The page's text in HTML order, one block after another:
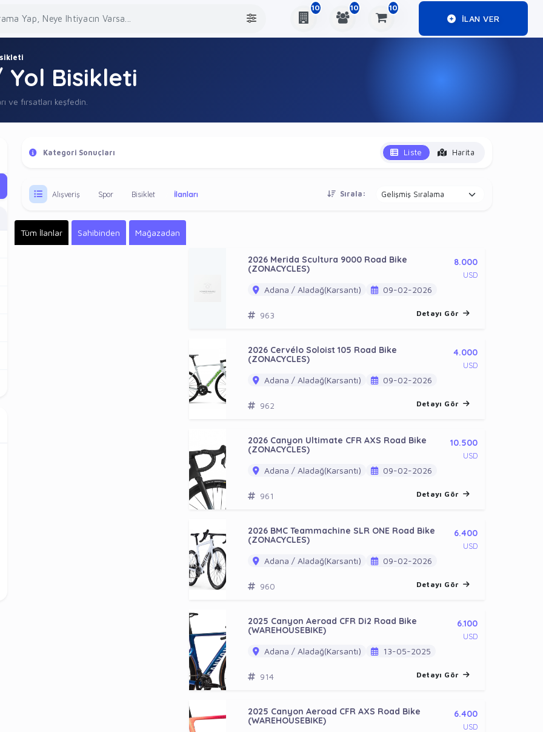
10 10 10
ILAN VER
Yol Bisikleti
ve fırsatları keşfedin.
Kategori Sonuçları Liste Harita
Alışveriş Spor Bisiklet İlanları Sırala:
Tüm İlanlar Sahibinden Mağazadan
2026 Merida Scultura 9000 Road Bike
(ZONACYCLES)
8.000
USD
Adana / Aladağ(Karsantı) 09-02-2026
963 Detayı Gör
2026 Cervélo Soloist 105 Road Bike
(ZONACYCLES)
4.000
USD
Adana / Aladağ(Karsantı) 09-02-2026
962 Detayı Gör
2026 Canyon Ultimate CFR AXS Road Bike
(ZONACYCLES)
10.500
USD
Adana / Aladağ(Karsantı) 09-02-2026
961 Detayı Gör
2026 BMC Teammachine SLR ONE Road Bike
(ZONACYCLES)
6.400
USD
Adana / Aladağ(Karsantı) 09-02-2026
960 Detayı Gör
2025 Canyon Aeroad CFR Di2 Road Bike
(WAREHOUSEBIKE)
6.100
USD
Adana / Aladağ(Karsantı) 13-05-2025
914 Detayı Gör
2025 Canyon Aeroad CFR AXS Road Bike
(WAREHOUSEBIKE)
6.400
USD